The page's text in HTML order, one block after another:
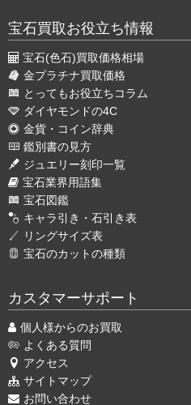
宝石買取お役立ち情報
宝石(色石)買取価格相場
金プラチナ買取価格
とってもお役立ちコラム
ダイヤモンドの4C
金貨・コイン辞典
鑑別書の見方
ジュエリー刻印一覧
宝石業界用語集
宝石図鑑
キャラ引き・石引き表
リングサイズ表
宝石のカットの種類
カスタマーサポート
個人様からのお買取
よくある質問
アクセス
サイトマップ
お問い合わせ